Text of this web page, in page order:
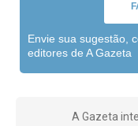
Envie sua sugestão,
editores de A Gazeta
A Gazeta